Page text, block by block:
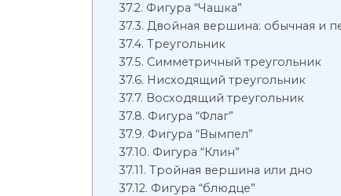
Фигура “Чашка”
Двойная вершина: обычная и
Треугольник
Симметричный треугольник
Нисходящий треугольник
Восходящий треугольник
Фигура “Флаг”
Фигура “Вымпел”
Фигура “Клин”
Тройная вершина или дно
Фигура “блюдце”